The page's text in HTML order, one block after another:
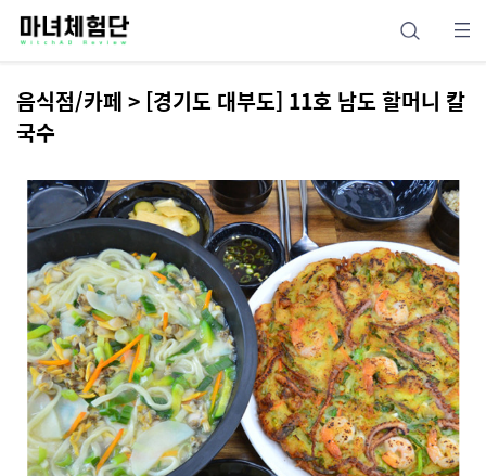
음식점/카페 > [경기도 대부도] 11호 남도 할머니 칼
국수